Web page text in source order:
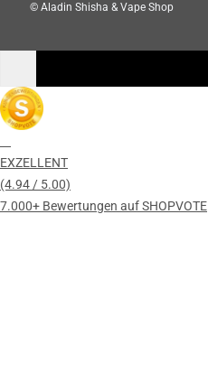
© Aladin Shisha & Vape Shop
EXZELLENT
(4.94 / 5.00)
7.000+ Bewertungen auf SHOPVOTE